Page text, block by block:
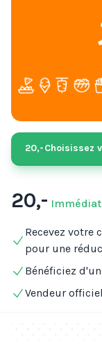
20,-Choisissez
20,-
Recevez votre
pour une
Bénéficiez
Vendeur officiel